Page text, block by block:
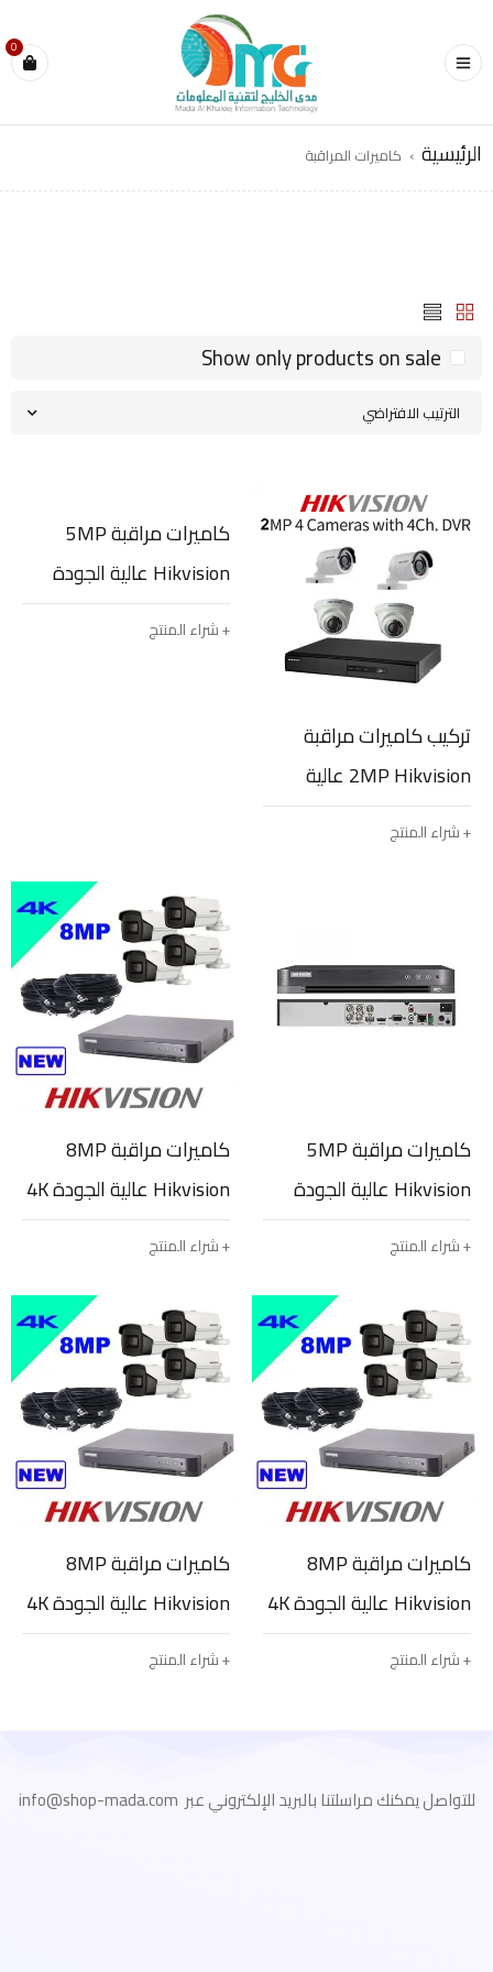
0
الرئيسية › كاميرات المراقبة
الترتيب الافتراضي
Show only products on sale
تركيب كاميرات مراقبة
2MP Hikvision عالية
الجودة HD عدد 4
شراء المنتج
كاميرات مراقبة 5MP
Hikvision عالية الجودة
HD عدد 3شراء المنتج
كاميرات مراقبة 5MP
Hikvision عالية الجودة
HD عدد 4شراء المنتج
كاميرات مراقبة 8MP
Hikvision عالية الجودة 4K
عدد 3
شراء المنتج
كاميرات مراقبة 8MP
Hikvision عالية الجودة 4K
عدد 4
شراء المنتج
كاميرات مراقبة 8MP
Hikvision عالية الجودة 4K
عدد 8
شراء المنتج
للتواصل يمكنك مراسلتنا بالبريد الإلكتروني عبر info@shop-mada.com